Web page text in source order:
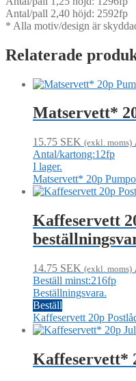
Antal/pall 2,40 höjd: 2592fp
* Alla motiv/design är
Relaterade
Matservett*
15.75 SEK (exkl. moms)
Antal/kartong:12fp
I lager.
Matservett* 20p
Kaffeservett
14.75 SEK (exkl. moms)
Beställ minst:216fp
Beställningsvara.
Beställ
Kaffeservett 20p
Kaffeservett*